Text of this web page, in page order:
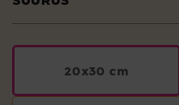
20x30 cm